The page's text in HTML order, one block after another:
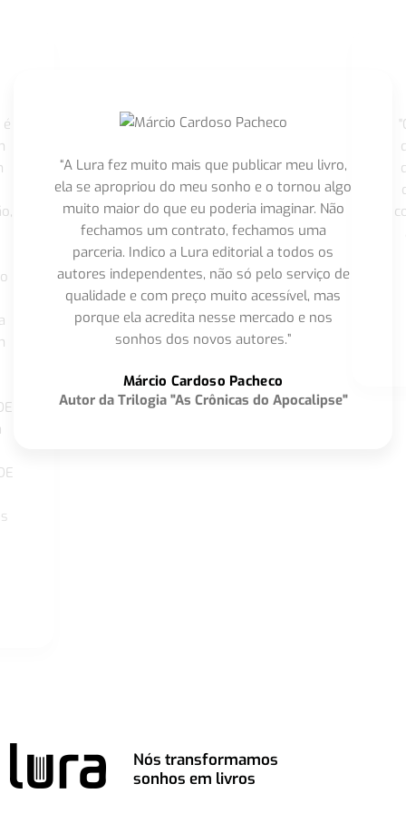
“A Lura fez muito mais que publicar meu livro,
ela se apropriou do meu sonho e o tornou algo
muito maior do que eu poderia imaginar. Não
fechamos um contrato, fechamos uma
parceria. Indico a Lura editorial a todos os
autores independentes, não só pelo serviço de
qualidade e com preço muito acessível, mas
porque ela acredita nesse mercado e nos
sonhos dos novos autores.”
Márcio Cardoso Pacheco
Autor da Trilogia "As Crônicas do Apocalipse"
Nós transformamos
sonhos em livros